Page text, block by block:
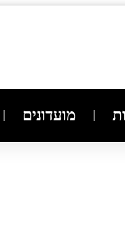
מועדונים